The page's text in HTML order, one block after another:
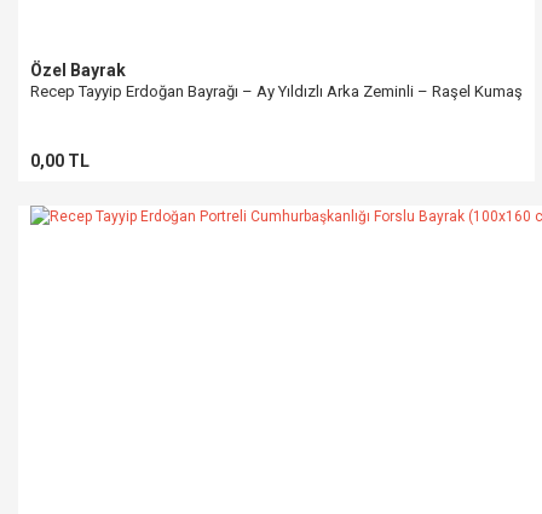
Özel Bayrak
Recep Tayyip Erdoğan Bayrağı – Ay Yıldızlı Arka Zeminli – Raşel Kumaş
0,00 TL